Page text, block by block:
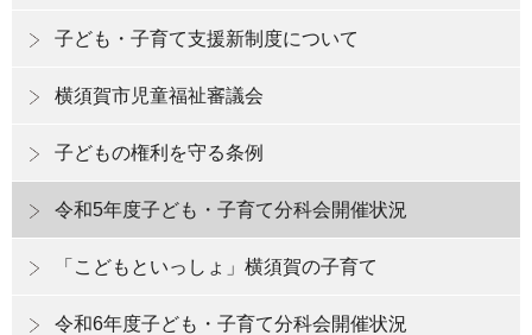
子ども・子育て支援新制度について
横須賀市児童福祉審議会
子どもの権利を守る条例
令和5年度子ども・子育て分科会開催状況
「こどもといっしょ」横須賀の子育て
令和6年度子ども・子育て分科会開催状況